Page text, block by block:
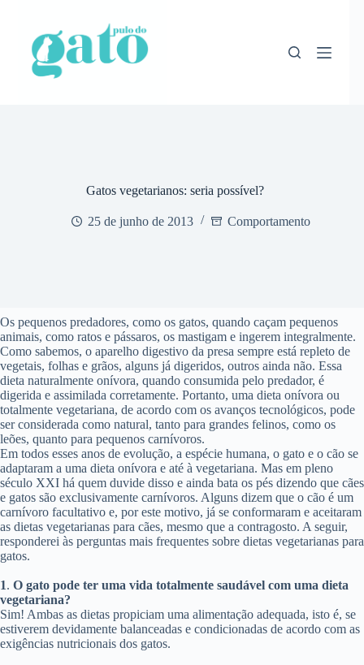
conteúdo
Gatos vegetarianos: seria possível?
25 de junho de 2013 Comportamento
Os pequenos predadores, como os gatos, quando caçam pequenos
animais, como ratos e pássaros, os mastigam e ingerem integralmente.
Como sabemos, o aparelho digestivo da presa sempre está repleto de
vegetais, folhas e grãos, alguns já digeridos, outros ainda não. Essa
dieta naturalmente onívora, quando consumida pelo predador, é
digerida e assimilada corretamente. Portanto, uma dieta onívora ou
totalmente vegetariana, de acordo com os avanços tecnológicos, pode
ser considerada como natural, tanto para grandes felinos, como os
leões, quanto para pequenos carnívoros.
Em todos esses anos de evolução, a espécie humana, o gato e o cão se
adaptaram a uma dieta onívora e até à vegetariana. Mas em pleno
século XXI há quem duvide disso e ainda bata os pés dizendo que cães
e gatos são exclusivamente carnívoros. Alguns dizem que o cão é um
carnívoro facultativo e, por este motivo, já se conformaram e aceitaram
as dietas vegetarianas para cães, mesmo que a contragosto. A seguir,
responderei às perguntas mais frequentes sobre dietas vegetarianas para
gatos.
1. O gato pode ter uma vida totalmente saudável com uma dieta
vegetariana?
Sim! Ambas as dietas propiciam uma alimentação adequada, isto é, se
estiverem devidamente balanceadas e condicionadas de acordo com as
exigências nutricionais dos gatos.